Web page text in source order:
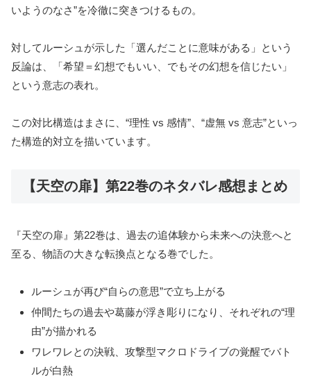
いようのなさ”を冷徹に突きつけるもの。
対してルーシュが示した「選んだことに意味がある」という
反論は、「希望＝幻想でもいい、でもその幻想を信じたい」
という意志の表れ。
この対比構造はまさに、“理性 vs 感情”、“虚無 vs 意志”といっ
た構造的対立を描いています。
【天空の扉】第22巻のネタバレ感想まとめ
『天空の扉』第22巻は、過去の追体験から未来への決意へと
至る、物語の大きな転換点となる巻でした。
ルーシュが再び“自らの意思”で立ち上がる
仲間たちの過去や葛藤が浮き彫りになり、それぞれの“理
由”が描かれる
ワレワレとの決戦、攻撃型マクロドライブの覚醒でバト
ルが白熱